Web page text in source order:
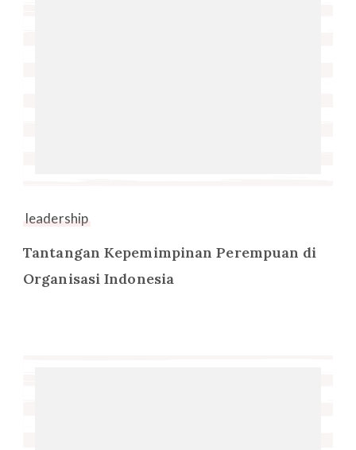
leadership
Tantangan Kepemimpinan Perempuan di
Organisasi Indonesia